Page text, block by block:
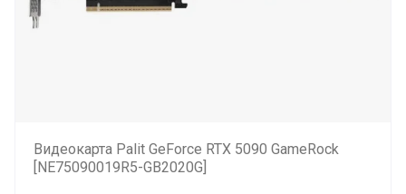
Видеокарта Palit GeForce RTX 5090 GameRock
[NE75090019R5-GB2020G]